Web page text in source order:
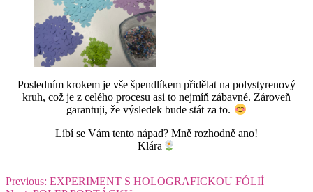
Posledním krokem je vše špendlíkem přidělat na polystyrenový
kruh, což je z celého procesu asi to nejmíň zábavné. Zároveň
garantuji, že výsledek bude stát za to.
Líbí se Vám tento nápad? Mně rozhodně ano!
Klára
Navigace
Previous: EXPERIMENT S HOLOGRAFICKOU FÓLIÍ